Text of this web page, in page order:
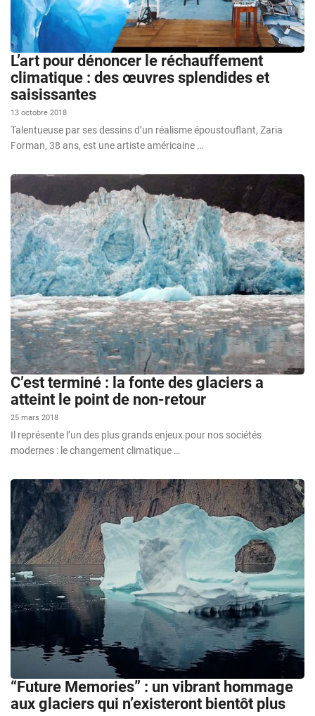
L’art pour dénoncer le réchauffement
climatique : des œuvres splendides et
saisissantes
13 octobre 2018
Talentueuse par ses dessins d’un réalisme époustouflant, Zaria
Forman, 38 ans, est une artiste américaine …
C’est terminé : la fonte des glaciers a
atteint le point de non-retour
25 mars 2018
Il représente l’un des plus grands enjeux pour nos sociétés
modernes : le changement climatique …
“Future Memories” : un vibrant hommage
aux glaciers qui n’existeront bientôt plus